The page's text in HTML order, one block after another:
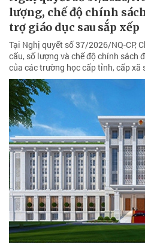
lượng, chế độ chính
trợ giáo dục sau sắp xếp
Tại Nghị quyết số 37/2026/NQ-CP,
cấu, số lượng và chế độ chính sách
của các trường học cấp tỉnh, cấp xã